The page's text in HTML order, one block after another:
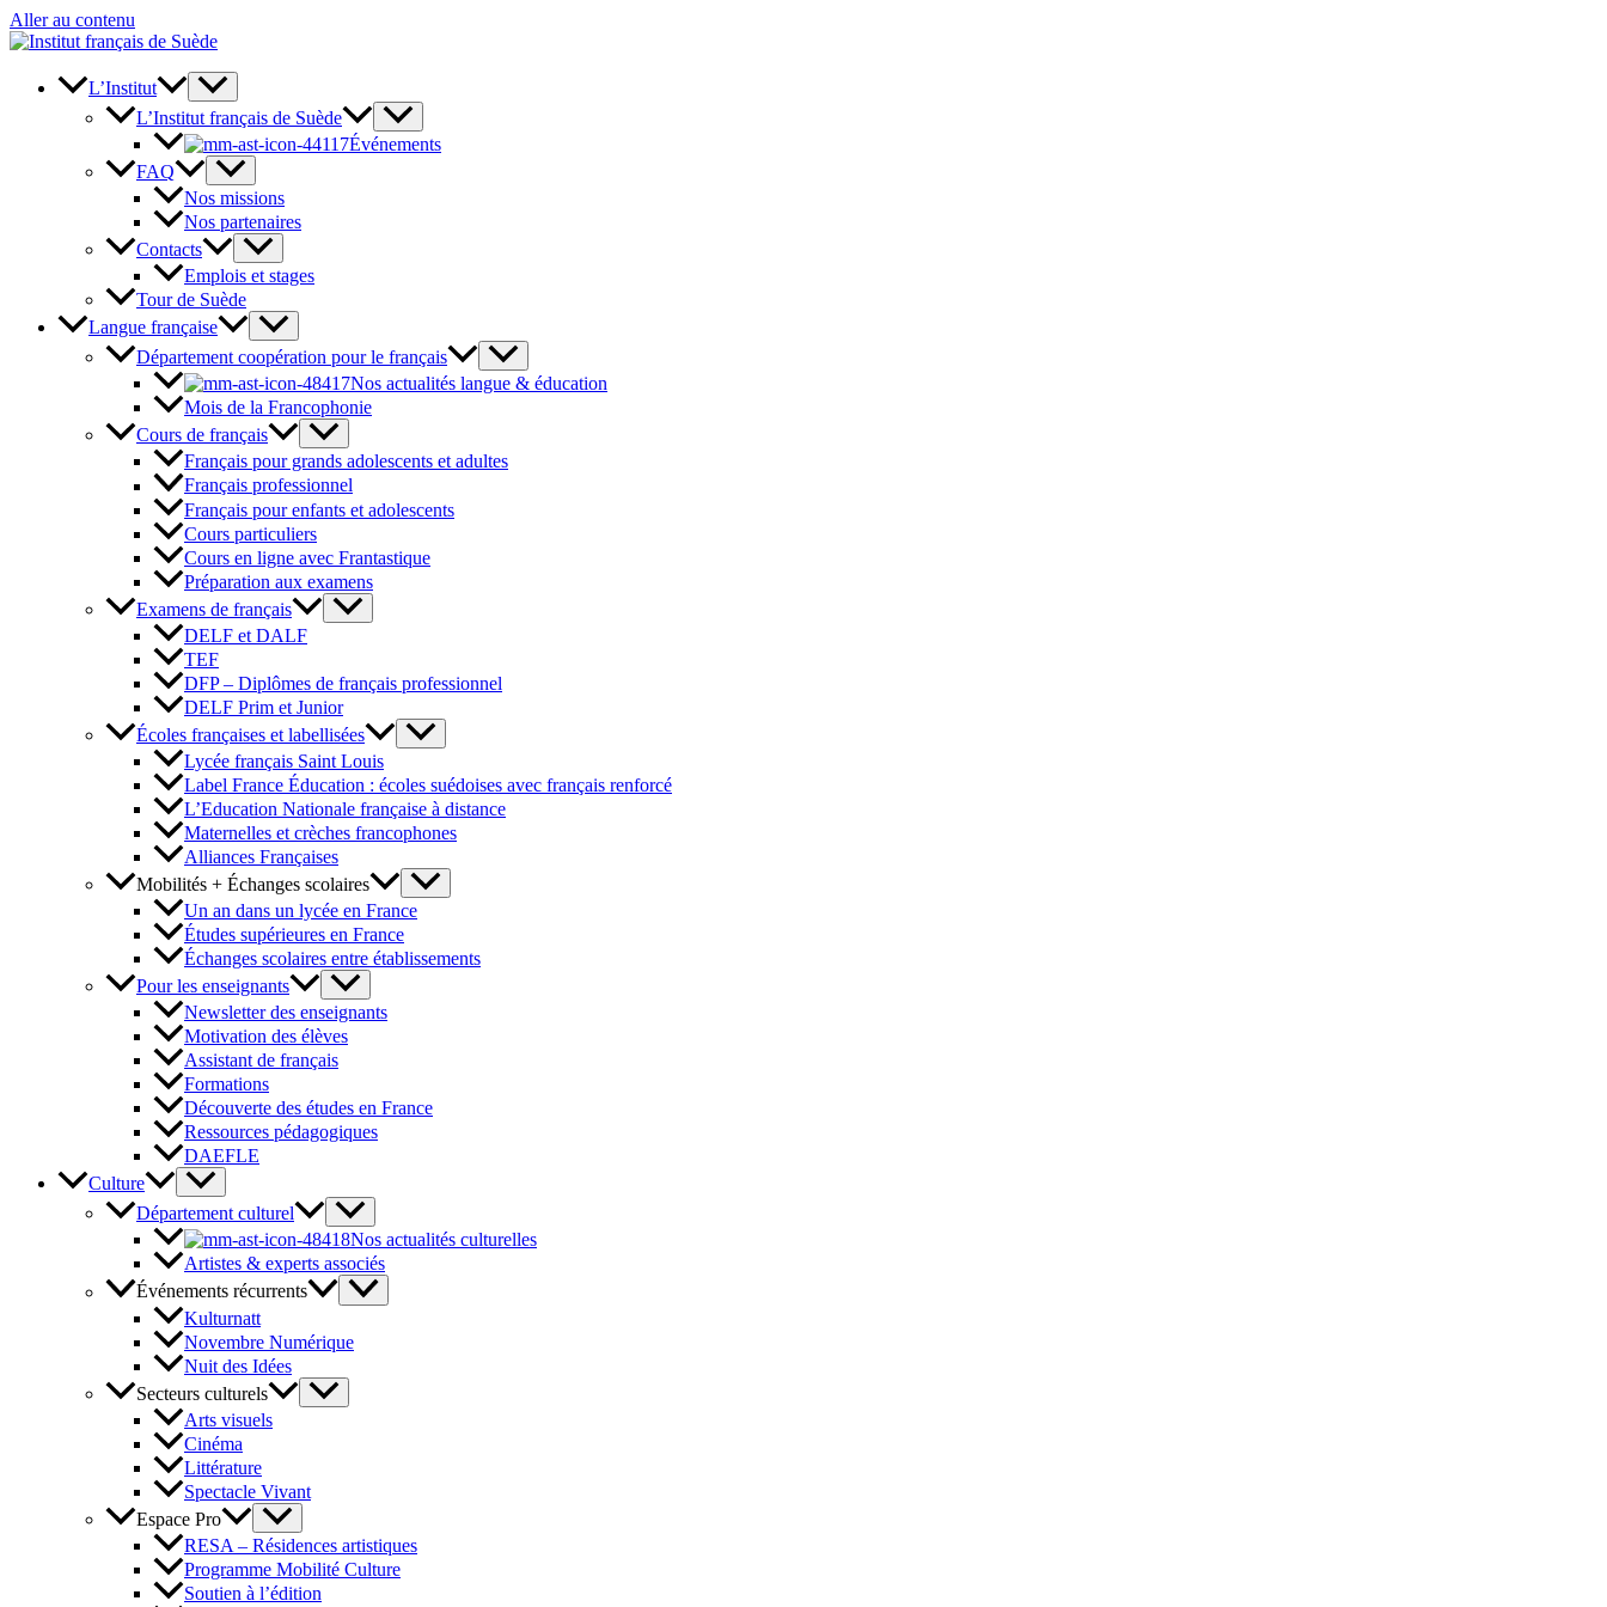
Aller au contenu
L’Institut
L’Institut français de Suède
Événements
FAQ
Nos missions
Nos partenaires
Contacts
Emplois et stages
Tour de Suède
Langue française
Département coopération pour le français
Nos actualités langue & éducation
Mois de la Francophonie
Cours de français
Français pour grands adolescents et adultes
Français professionnel
Français pour enfants et adolescents
Cours particuliers
Cours en ligne avec Frantastique
Préparation aux examens
Examens de français
DELF et DALF
TEF
DFP – Diplômes de français professionnel
DELF Prim et Junior
Écoles françaises et labellisées
Lycée français Saint Louis
Label France Éducation : écoles suédoises avec français renforcé
L’Education Nationale française à distance
Maternelles et crèches francophones
Alliances Françaises
Mobilités + Échanges scolaires
Un an dans un lycée en France
Études supérieures en France
Échanges scolaires entre établissements
Pour les enseignants
Newsletter des enseignants
Motivation des élèves
Assistant de français
Formations
Découverte des études en France
Ressources pédagogiques
DAEFLE
Culture
Département culturel
Nos actualités culturelles
Artistes & experts associés
Événements récurrents
Kulturnatt
Novembre Numérique
Nuit des Idées
Secteurs culturels
Arts visuels
Cinéma
Littérature
Spectacle Vivant
Espace Pro
RESA – Résidences artistiques
Programme Mobilité Culture
Soutien à l’édition